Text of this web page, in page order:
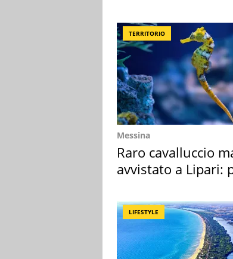
TERRITORIO
Messina
Raro cavalluccio
avvistato a Lipari:
LIFESTYLE